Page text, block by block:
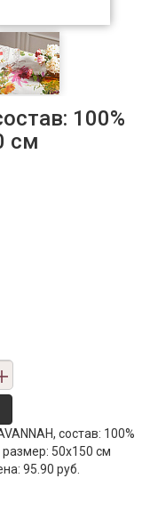
100%
см
состав: 100%
размер: 50х150 см
95.90 руб.